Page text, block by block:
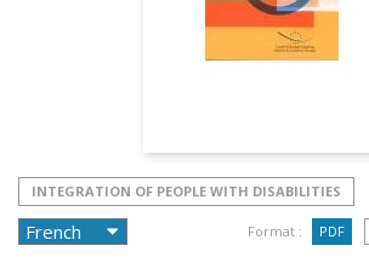
INTEGRATION OF PEOPLE WITH DISABILITIES
Format : PDF